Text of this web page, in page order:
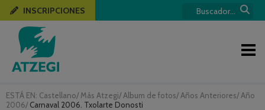
ESTÁ EN: Castellano/ Más Atzegi/ Album de fotos/ Años Anteriores/ Año
2006/ Carnaval 2006. Txolarte Donosti
INSCRIPCIONES